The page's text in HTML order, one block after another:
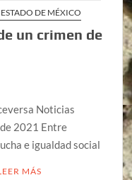
DE MÉXICO
un crimen de
Noticias
2021 Entre
e igualdad social
MÁS